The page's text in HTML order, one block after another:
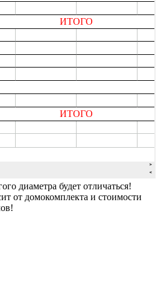
диаметра будет отличаться!
от домокомплекта и стоимости